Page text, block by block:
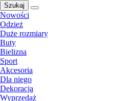
Szukaj
Nowości
Odzież
Duże rozmiary
Buty
Bielizna
Sport
Akcesoria
Dla niego
Dekoracja
Wyprzedaż